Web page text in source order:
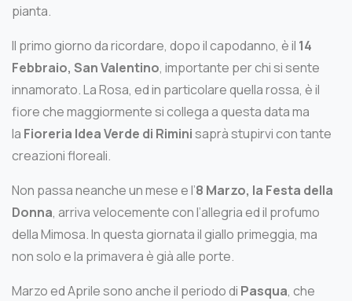
pianta.
Il primo giorno da ricordare, dopo il capodanno, è il 14
Febbraio, San Valentino, importante per chi si sente
innamorato. La Rosa, ed in particolare quella rossa, è il
fiore che maggiormente si collega a questa data ma
la Fioreria Idea Verde di Riminisaprà stupirvi con tante
creazioni floreali.
Non passa neanche un mese e l’8 Marzo, la Festa della
Donna, arriva velocemente con l’allegria ed il profumo
della Mimosa. In questa giornata il giallo primeggia, ma
non solo e la primavera è già alle porte.
Marzo ed Aprile sono anche il periodo di Pasqua, che